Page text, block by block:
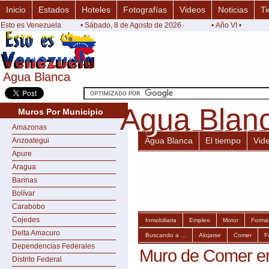
Agua Blanca
Agua Blanca
Inicio Estados Hoteles Fotografías Videos Noticias
Esto es Venezuela • Sábado, 8 de Agosto de 2026 • Año VI •
Muros Por Municipio
Amazonas
Anzoategui
Apure
Aragua
Barinas
Bolívar
Carabobo
Cojedes
Delta Amacuro
Dependencias Federales
Distrito Federal
Agua
Agua
Agua Blanca El tiempo
Inmobiliaria Empleo Motor
Buscando a ... Alojarse Comer
Muro de Comer